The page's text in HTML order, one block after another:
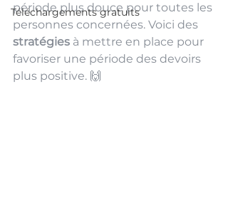
Téléchargements gratuits
période plus douce pour toutes les
personnes concernées. Voici des
stratégies à mettre en place pour
favoriser une période des devoirs
plus positive. 🙌